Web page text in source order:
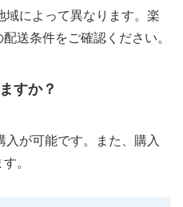
域によって異なります。楽
送条件をご確認ください。
すか？
が可能です。また、購入
。